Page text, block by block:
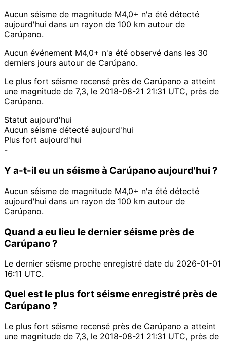
Aucun séisme de magnitude M4,0+ n'a été détecté
aujourd'hui dans un rayon de 100 km autour de
Carúpano.
Aucun événement M4,0+ n'a été observé dans les 30
derniers jours autour de Carúpano.
Le plus fort séisme recensé près de Carúpano a atteint
une magnitude de 7,3, le 2018-08-21 21:31 UTC, près de
Carúpano.
Statut aujourd'hui
Aucun séisme détecté aujourd'hui
Plus fort aujourd'hui
-
Y a-t-il eu un séisme à Carúpano aujourd'hui ?
Aucun séisme de magnitude M4,0+ n'a été détecté
aujourd'hui dans un rayon de 100 km autour de
Carúpano.
Quand a eu lieu le dernier séisme près de
Carúpano ?
Le dernier séisme proche enregistré date du 2026-01-01
16:11 UTC.
Quel est le plus fort séisme enregistré près de
Carúpano ?
Le plus fort séisme recensé près de Carúpano a atteint
une magnitude de 7,3, le 2018-08-21 21:31 UTC, près de